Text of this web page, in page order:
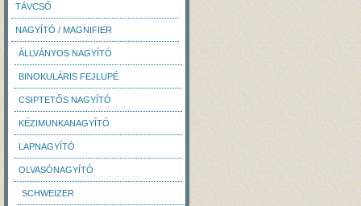
TÁVCSŐ
NAGYÍTÓ / MAGNIFIER
ÁLLVÁNYOS NAGYÍTÓ
BINOKULÁRIS FEJLUPÉ
CSIPTETŐS NAGYÍTÓ
KÉZIMUNKANAGYÍTÓ
LAPNAGYÍTÓ
OLVASÓNAGYÍTÓ
SCHWEIZER